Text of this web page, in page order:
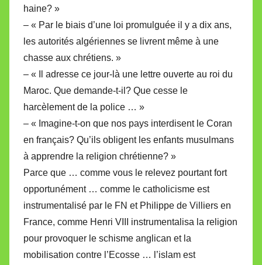
haine? »
– « Par le biais d’une loi promulguée il y a dix ans,
les autorités algériennes se livrent même à une
chasse aux chrétiens. »
– « Il adresse ce jour-là une lettre ouverte au roi du
Maroc. Que demande-t-il? Que cesse le
harcèlement de la police … »
– « Imagine-t-on que nos pays interdisent le Coran
en français? Qu’ils obligent les enfants musulmans
à apprendre la religion chrétienne? »
Parce que … comme vous le relevez pourtant fort
opportunément … comme le catholicisme est
instrumentalisé par le FN et Philippe de Villiers en
France, comme Henri VIII instrumentalisa la religion
pour provoquer le schisme anglican et la
mobilisation contre l’Ecosse … l’islam est